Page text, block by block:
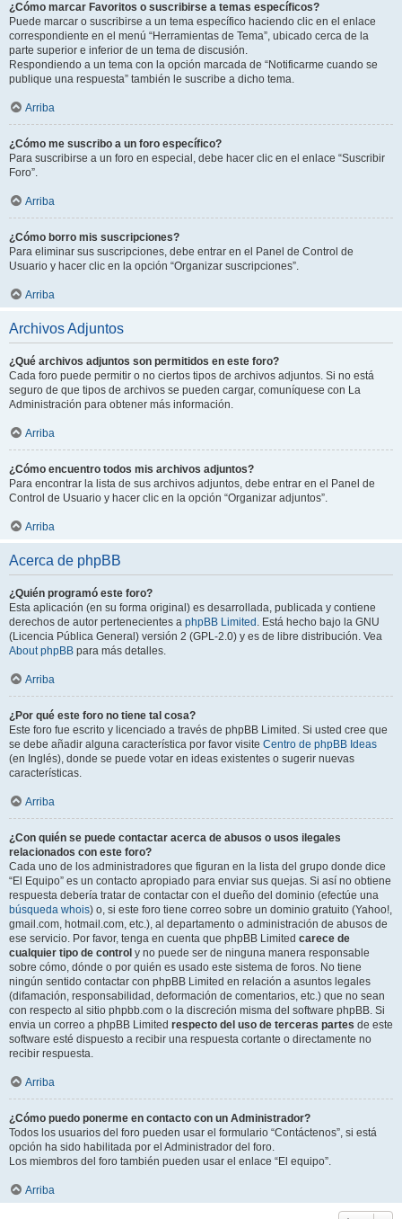
¿Cómo marcar Favoritos o suscribirse a temas específicos?
Puede marcar o suscribirse a un tema específico haciendo clic en el enlace
correspondiente en el menú “Herramientas de Tema”, ubicado cerca de la
parte superior e inferior de un tema de discusión.
Respondiendo a un tema con la opción marcada de “Notificarme cuando se
publique una respuesta” también le suscribe a dicho tema.
Arriba
¿Cómo me suscribo a un foro específico?
Para suscribirse a un foro en especial, debe hacer clic en el enlace “Suscribir
Foro”.
Arriba
¿Cómo borro mis suscripciones?
Para eliminar sus suscripciones, debe entrar en el Panel de Control de
Usuario y hacer clic en la opción “Organizar suscripciones”.
Arriba
Archivos Adjuntos
¿Qué archivos adjuntos son permitidos en este foro?
Cada foro puede permitir o no ciertos tipos de archivos adjuntos. Si no está
seguro de que tipos de archivos se pueden cargar, comuníquese con La
Administración para obtener más información.
Arriba
¿Cómo encuentro todos mis archivos adjuntos?
Para encontrar la lista de sus archivos adjuntos, debe entrar en el Panel de
Control de Usuario y hacer clic en la opción “Organizar adjuntos”.
Arriba
Acerca de phpBB
¿Quién programó este foro?
Esta aplicación (en su forma original) es desarrollada, publicada y contiene
derechos de autor pertenecientes a phpBB Limited . Está hecho bajo la GNU
(Licencia Pública General) versión 2 (GPL-2.0) y es de libre distribución. Vea
About phpBB para más detalles.
Arriba
¿Por qué este foro no tiene tal cosa?
Este foro fue escrito y licenciado a través de phpBB Limited. Si usted cree que
se debe añadir alguna característica por favor visite Centro de phpBB Ideas
(en Inglés), donde se puede votar en ideas existentes o sugerir nuevas
características.
Arriba
¿Con quién se puede contactar acerca de abusos o usos ilegales
relacionados con este foro?
Cada uno de los administradores que figuran en la lista del grupo donde dice
“El Equipo” es un contacto apropiado para enviar sus quejas. Si así no obtiene
respuesta debería tratar de contactar con el dueño del dominio (efectúe una
búsqueda whois) o, si este foro tiene correo sobre un dominio gratuito (Yahoo!,
gmail.com, hotmail.com, etc.), al departamento o administración de abusos de
ese servicio. Por favor, tenga en cuenta que phpBB Limited carece de
cualquier tipo de control y no puede ser de ninguna manera responsable
sobre cómo, dónde o por quién es usado este sistema de foros. No tiene
ningún sentido contactar con phpBB Limited en relación a asuntos legales
(difamación, responsabilidad, deformación de comentarios, etc.) que no sean
con respecto al sitio phpbb.com o la discreción misma del software phpBB. Si
envia un correo a phpBB Limited respecto del uso de terceras partes de este
software esté dispuesto a recibir una respuesta cortante o directamente no
recibir respuesta.
Arriba
¿Cómo puedo ponerme en contacto con un Administrador?
Todos los usuarios del foro pueden usar el formulario “Contáctenos”, si está
opción ha sido habilitada por el Administrador del foro.
Los miembros del foro también pueden usar el enlace “El equipo”.
Arriba